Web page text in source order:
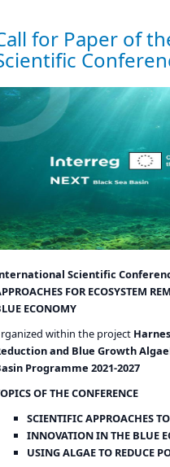
for Paper of
Scientific
FOR ECOSYSTEM
ECONOMY
within the project
and Blue Growth
Programme 2021-2027
OF THE CONFERENCE
SCIENTIFIC APPROACHES
INNOVATION IN THE BLUE
USING ALGAE TO REDUCE